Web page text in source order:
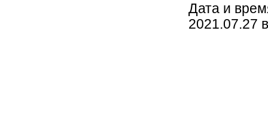
Дата и
2021.07.27